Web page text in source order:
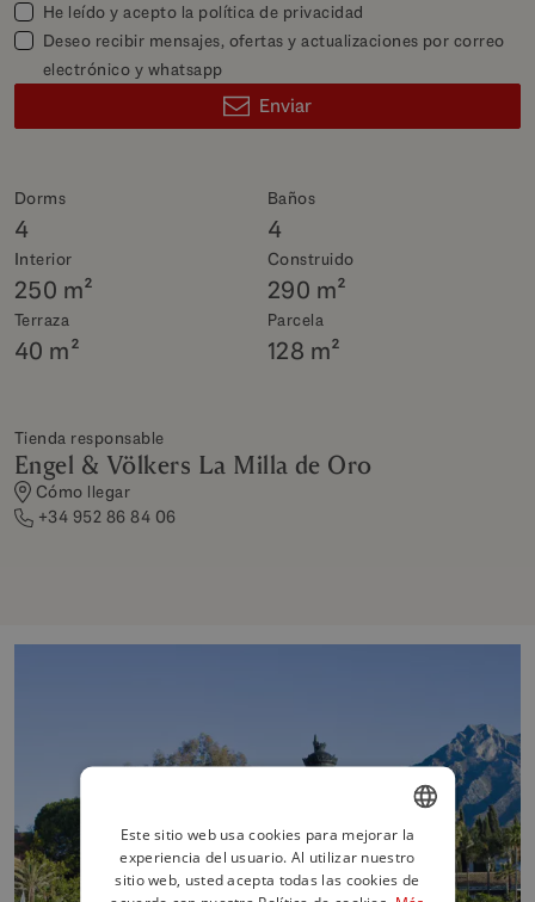
Dorms
4
Baños
4
Interior
250 m²
Construido
290 m²
Terraza
40 m²
Parcela
128 m²
Tienda responsable
Engel & Völkers La Milla de Oro
Cómo llegar
+34 952 86 84 06
He leído y acepto la política de privacidad
Deseo recibir mensajes, ofertas y actualizaciones por correo
electrónico y whatsapp
Enviar
ENGLISH
SPANISH
Este sitio web usa cookies para mejorar la
experiencia del usuario. Al utilizar nuestro
sitio web, usted acepta todas las cookies de